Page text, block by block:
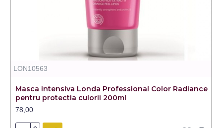
LON10563
Masca intensiva Londa Professional Color Radiance
pentru protectia culorii 200ml
78,00